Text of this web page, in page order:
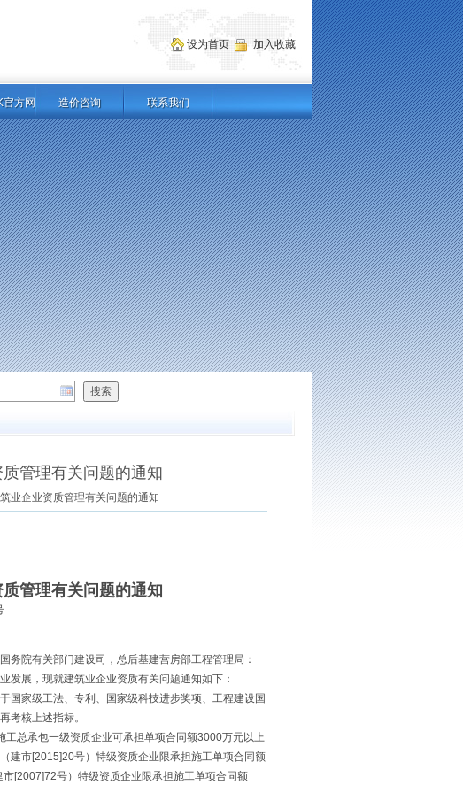
设为首页 加入收藏
官方网 造价咨询 联系我们
管理有关问题的通知
业企业资质管理有关问题的通知
管理有关问题的通知
务院有关部门建设司，总后基建营房部工程管理局：
展，现就建筑业企业资质有关问题通知如下：
家级工法、专利、国家级科技进步奖项、工程建设国
考核上述指标。
总承包一级资质企业可承担单项合同额3000万元以上
建市[2015]20号）特级资质企业限承担施工单项合同额
[2007]72号）特级资质企业限承担施工单项合同额